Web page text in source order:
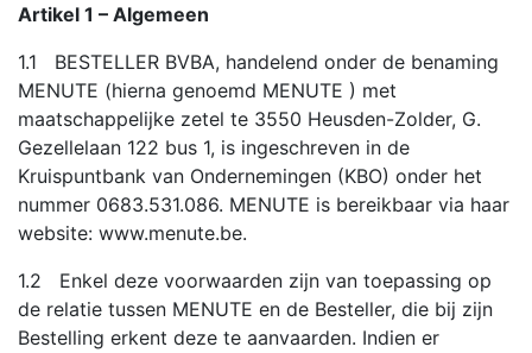
Artikel 1 – Algemeen
1.1 BESTELLER BVBA, handelend onder de benaming
MENUTE (hierna genoemd MENUTE ) met
maatschappelijke zetel te 3550 Heusden-Zolder, G.
Gezellelaan 122 bus 1, is ingeschreven in de
Kruispuntbank van Ondernemingen (KBO) onder het
nummer 0683.531.086. MENUTE is bereikbaar via haar
website: www.menute.be.
1.2 Enkel deze voorwaarden zijn van toepassing op
de relatie tussen MENUTE en de Besteller, die bij zijn
Bestelling erkent deze te aanvaarden. Indien er